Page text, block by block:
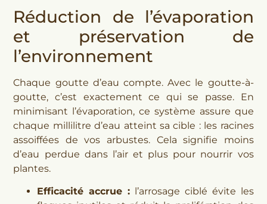
Réduction de l’évaporation
et préservation de
l’environnement
Chaque goutte d’eau compte. Avec le goutte-à-
goutte, c’est exactement ce qui se passe. En
minimisant l’évaporation, ce système assure que
chaque millilitre d’eau atteint sa cible : les racines
assoiffées de vos arbustes. Cela signifie moins
d’eau perdue dans l’air et plus pour nourrir vos
plantes.
Efficacité accrue : l’arrosage ciblé évite les